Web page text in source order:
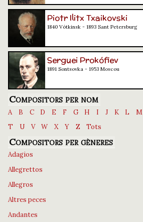
Piotr Ilitx Txaikovski
1840 Vótkinsk - 1893 Sant Petersburg
Serguei Prokófiev
1891 Sontsovka - 1953 Moscou
Compositors per nom
A B C D E F G H I J K L M
T
U V W X Y Z Tots
Compositors per gèneres
Adagios
Allegrettos
Allegros
Altres peces
Andantes